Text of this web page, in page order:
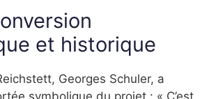
et historique
Georges Schuler, a